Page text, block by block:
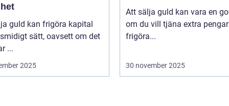
guld kan frigöra kapital
sätt, oavsett om det
...
2025
Att sälja guld kan vara en
om du vill tjäna extra
frigöra...
30 november 2025